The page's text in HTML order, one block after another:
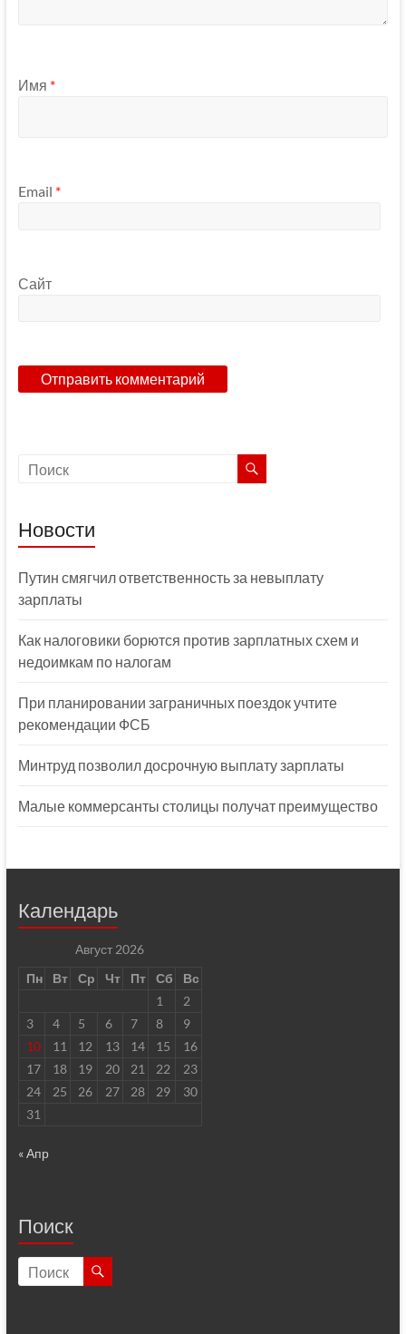
Имя *
Email *
Сайт
Новости
Путин смягчил ответственность за невыплату
зарплаты
Как налоговики борются против зарплатных схем и
недоимкам по налогам
При планировании заграничных поездок учтите
рекомендации ФСБ
Минтруд позволил досрочную выплату зарплаты
Малые коммерсанты столицы получат преимущество
Календарь
Август 2026
Пн
Вт Ср Чт Пт Сб
Вс
1
2
3
4 5 6 7 8
9
10
11 12 13 14 15
16
17
18 19 20 21 22
23
24
25 26 27 28 29
30
31
« Апр
Поиск